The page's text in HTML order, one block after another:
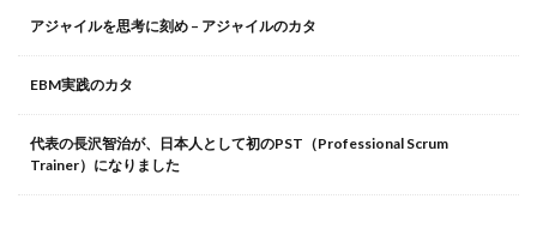
アジャイルを思考に刻め – アジャイルのカタ
EBM実践のカタ
代表の長沢智治が、日本人として初のPST（Professional Scrum
Trainer）になりました